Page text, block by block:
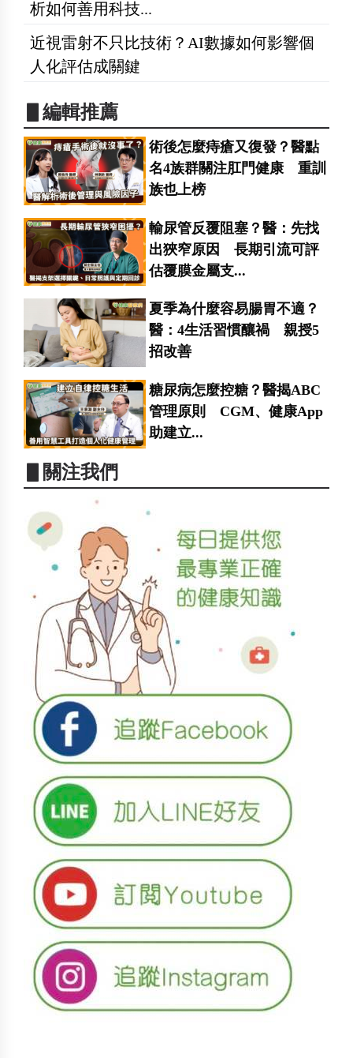
析如何善用科技...
近視雷射不只比技術？AI數據如何影響個
人化評估成關鍵
▋編輯推薦
術後怎麼痔瘡又復發？醫點
名4族群關注肛門健康 重訓
族也上榜
輸尿管反覆阻塞？醫：先找
出狹窄原因 長期引流可評
估覆膜金屬支...
夏季為什麼容易腸胃不適？
醫：4生活習慣釀禍 親授5
招改善
糖尿病怎麼控糖？醫揭ABC
管理原則 CGM、健康App
助建立...
▋關注我們